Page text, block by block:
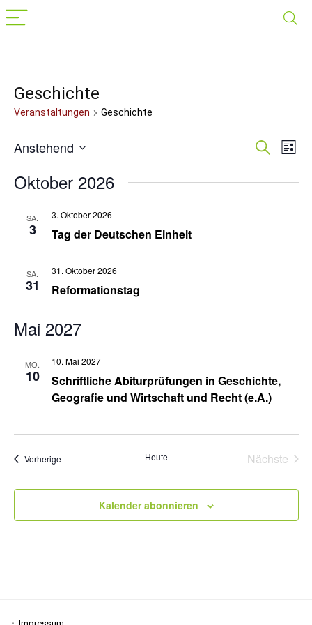
Geschichte
Veranstaltungen Geschichte
Veranstaltungen
und
Suche
Liste
Anstehend
wählen.
Oktober 2026
SA.
3 Tag der Deutschen Einheit
3. Oktober 2026
SA.
31 Reformationstag
31. Oktober 2026
Mai 2027
MO.
10
Schriftliche Abiturprüfungen in Geschichte,
Geografie und Wirtschaft und Recht (e.A.)
10. Mai 2027
VorherigeVeranstaltungen Heute
Nächste
Kalender abonnieren